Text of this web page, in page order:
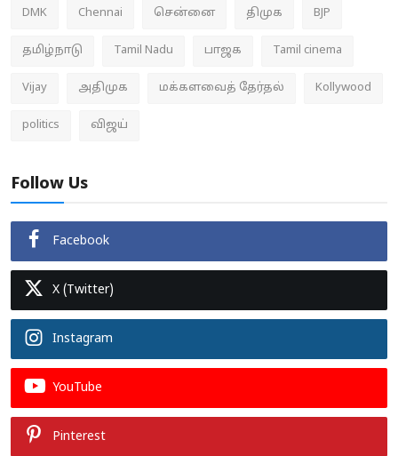
DMK Chennai சென்னை திமுக BJP
தமிழ்நாடு Tamil Nadu பாஜக Tamil cinema
Vijay அதிமுக மக்களவைத் தேர்தல் Kollywood
politics விஜய்
Follow Us
Facebook
X (Twitter)
Instagram
YouTube
Pinterest